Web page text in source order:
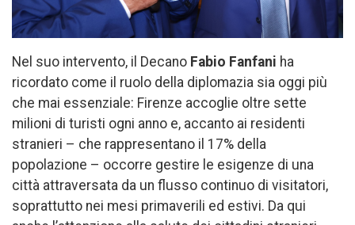
Nel suo intervento, il Decano Fabio Fanfani ha
ricordato come il ruolo della diplomazia sia oggi più
che mai essenziale: Firenze accoglie oltre sette
milioni di turisti ogni anno e, accanto ai residenti
stranieri – che rappresentano il 17% della
popolazione – occorre gestire le esigenze di una
città attraversata da un flusso continuo di visitatori,
soprattutto nei mesi primaverili ed estivi. Da qui